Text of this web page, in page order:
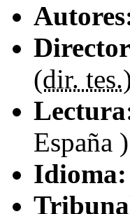
(dir. tes.
España
Idioma: